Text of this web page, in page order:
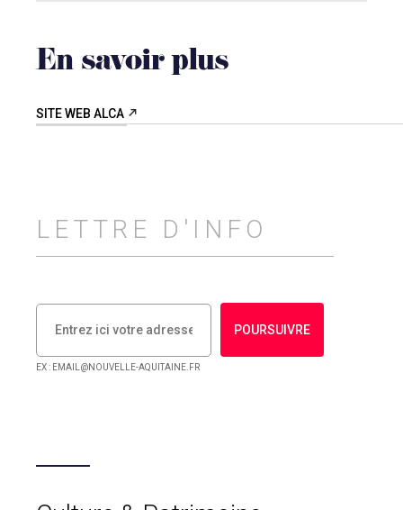
En savoir plus
SITE WEB ALCA
LETTRE D'INFO
POURSUIVRE
EX : EMAIL@NOUVELLE-AQUITAINE.FR